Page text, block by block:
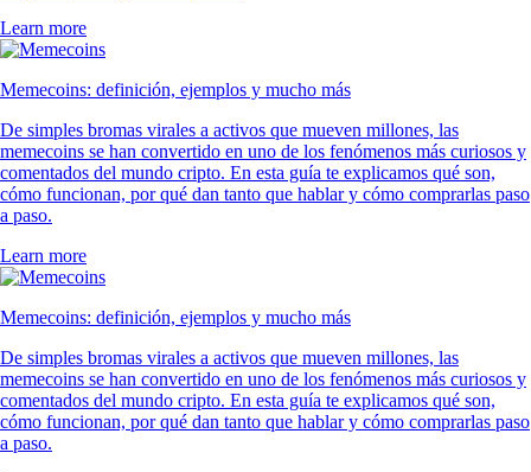
Learn more
Memecoins: definición, ejemplos y mucho más
De simples bromas virales a activos que mueven millones, las
memecoins se han convertido en uno de los fenómenos más curiosos y
comentados del mundo cripto. En esta guía te explicamos qué son,
cómo funcionan, por qué dan tanto que hablar y cómo comprarlas paso
a paso.
Learn more
Memecoins: definición, ejemplos y mucho más
De simples bromas virales a activos que mueven millones, las
memecoins se han convertido en uno de los fenómenos más curiosos y
comentados del mundo cripto. En esta guía te explicamos qué son,
cómo funcionan, por qué dan tanto que hablar y cómo comprarlas paso
a paso.